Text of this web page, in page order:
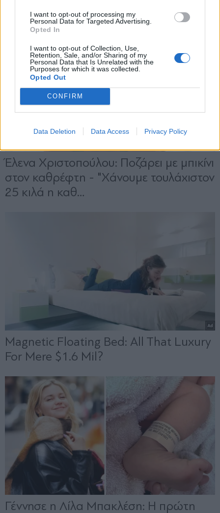
I want to opt-out of processing my
Personal Data for Targeted Advertising.
Opted In
I want to opt-out of Collection, Use,
Retention, Sale, and/or Sharing of my
Personal Data that Is Unrelated with the
Purposes for which it was collected.
Opted Out
CONFIRM
Data Deletion Data Access Privacy Policy
X